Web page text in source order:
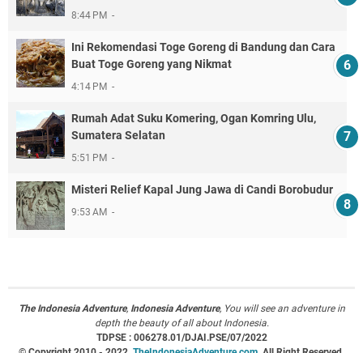
8:44 PM
Ini Rekomendasi Toge Goreng di Bandung dan Cara
Buat Toge Goreng yang Nikmat
4:14 PM
Rumah Adat Suku Komering, Ogan Komring Ulu,
Sumatera Selatan
5:51 PM
Misteri Relief Kapal Jung Jawa di Candi Borobudur
9:53 AM
The Indonesia Adventure, Indonesia Adventure, You will see an adventure in
depth the beauty of all about Indonesia.
TDPSE : 006278.01/DJAI.PSE/07/2022